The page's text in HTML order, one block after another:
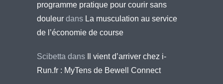
programme pratique pour courir sans
douleur dans La musculation au service
de l’économie de course
Scibetta dans
Il vient d’arriver chez i-
Run.fr : MyTens de Bewell Connect